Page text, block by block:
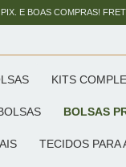
E BOAS COMPRAS!
KITS
BOLSAS
TECIDOS PARA